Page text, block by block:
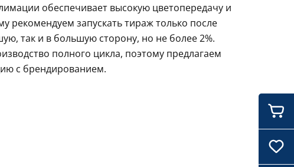
обеспечивает высокую цветопередачу и
рекомендуем запускать тираж только после
так и в большую сторону, но не более 2%.
полного цикла, поэтому предлагаем
с брендированием.